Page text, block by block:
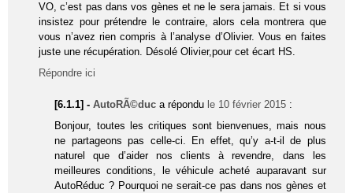
VO, c’est pas dans vos gènes et ne le sera jamais. Et si vous
insistez pour prétendre le contraire, alors cela montrera que
vous n’avez rien compris à l’analyse d’Olivier. Vous en faites
juste une récupération. Désolé Olivier,pour cet écart HS.
Répondre ici
[6.1.1] -AutoRÃ©duc a répondu le 10 février 2015 :
Bonjour, toutes les critiques sont bienvenues, mais nous
ne partageons pas celle-ci. En effet, qu’y a-t-il de plus
naturel que d’aider nos clients à revendre, dans les
meilleures conditions, le véhicule acheté auparavant sur
AutoRéduc ? Pourquoi ne serait-ce pas dans nos gènes et